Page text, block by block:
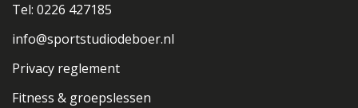
Tel: 0226 427185
info@sportstudiodeboer.nl
Privacy reglement
Fitness & groepslessen